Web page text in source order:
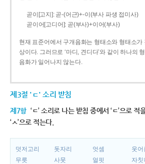
곧이[고지]: 곧-­(어근)+­-이(부사 파생 접미사)
곧이어[고디어]: 곧(부사)+이어(부사)
현재 표준어에서 구개음화는 형태소와 형태소가
상이다. 그러므로 ‘마디, 견디다’와 같이 하나의
음화가 일어나지 않는다.
제3절 'ㄷ' 소리 받침
제7항 ‘ㄷ’ 소리로 나는 받침 중에서 ‘ㄷ’으로 적
‘ㅅ’으로 적는다.
덧저고리 돗자리 엇셈 웃어
무릇
사뭇 얼핏 자칫